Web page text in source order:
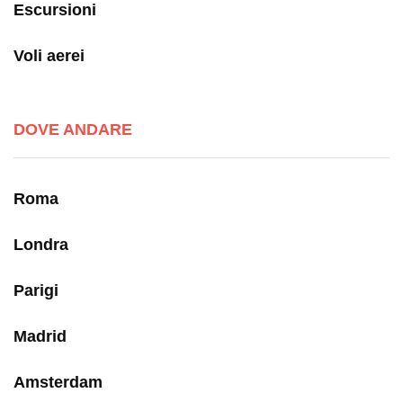
Escursioni
Voli aerei
DOVE ANDARE
Roma
Londra
Parigi
Madrid
Amsterdam